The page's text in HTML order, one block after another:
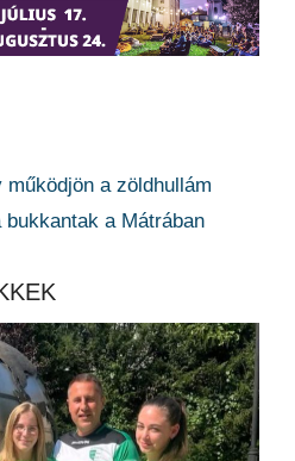
a zöldhullám
a Mátrában